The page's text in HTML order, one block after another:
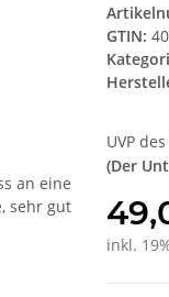
GTIN:
UVP
(Der
inkl.